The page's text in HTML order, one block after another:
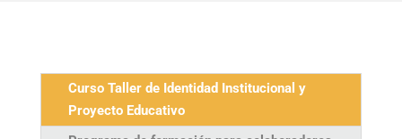
Curso Taller de Identidad Institucional y
Proyecto Educativo